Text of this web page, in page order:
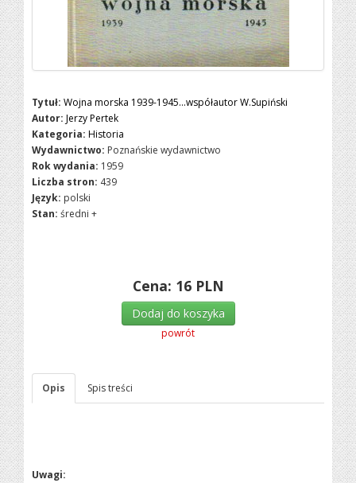
Tytuł: Wojna morska 1939-1945...współautor W.Supiński
Autor: Jerzy Pertek
Kategoria: Historia
Wydawnictwo: Poznańskie wydawnictwo
Rok wydania: 1959
Liczba stron: 439
Język: polski
Stan: średni +
Cena: 16 PLN
Dodaj do koszyka
powrót
Opis Spis treści
Uwagi: